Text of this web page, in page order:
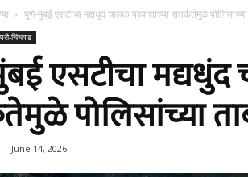
पुणे-मुंबई एसटीचा मद्यधुंद चालक प्रवाशांच्या सतर्कतेमुळे पोलिसांच्या
चिंचवड
एसटीचा मद्यधुंद
पोलिसांच्या
- June 14, 2026